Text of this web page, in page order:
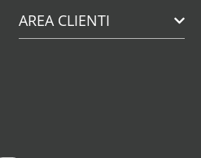
AREA CLIENTI